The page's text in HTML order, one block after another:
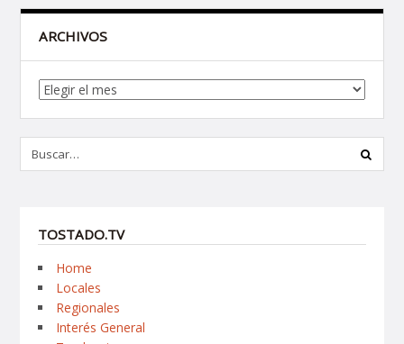
ARCHIVOS
Archivos
TOSTADO.TV
Home
Locales
Regionales
Interés General